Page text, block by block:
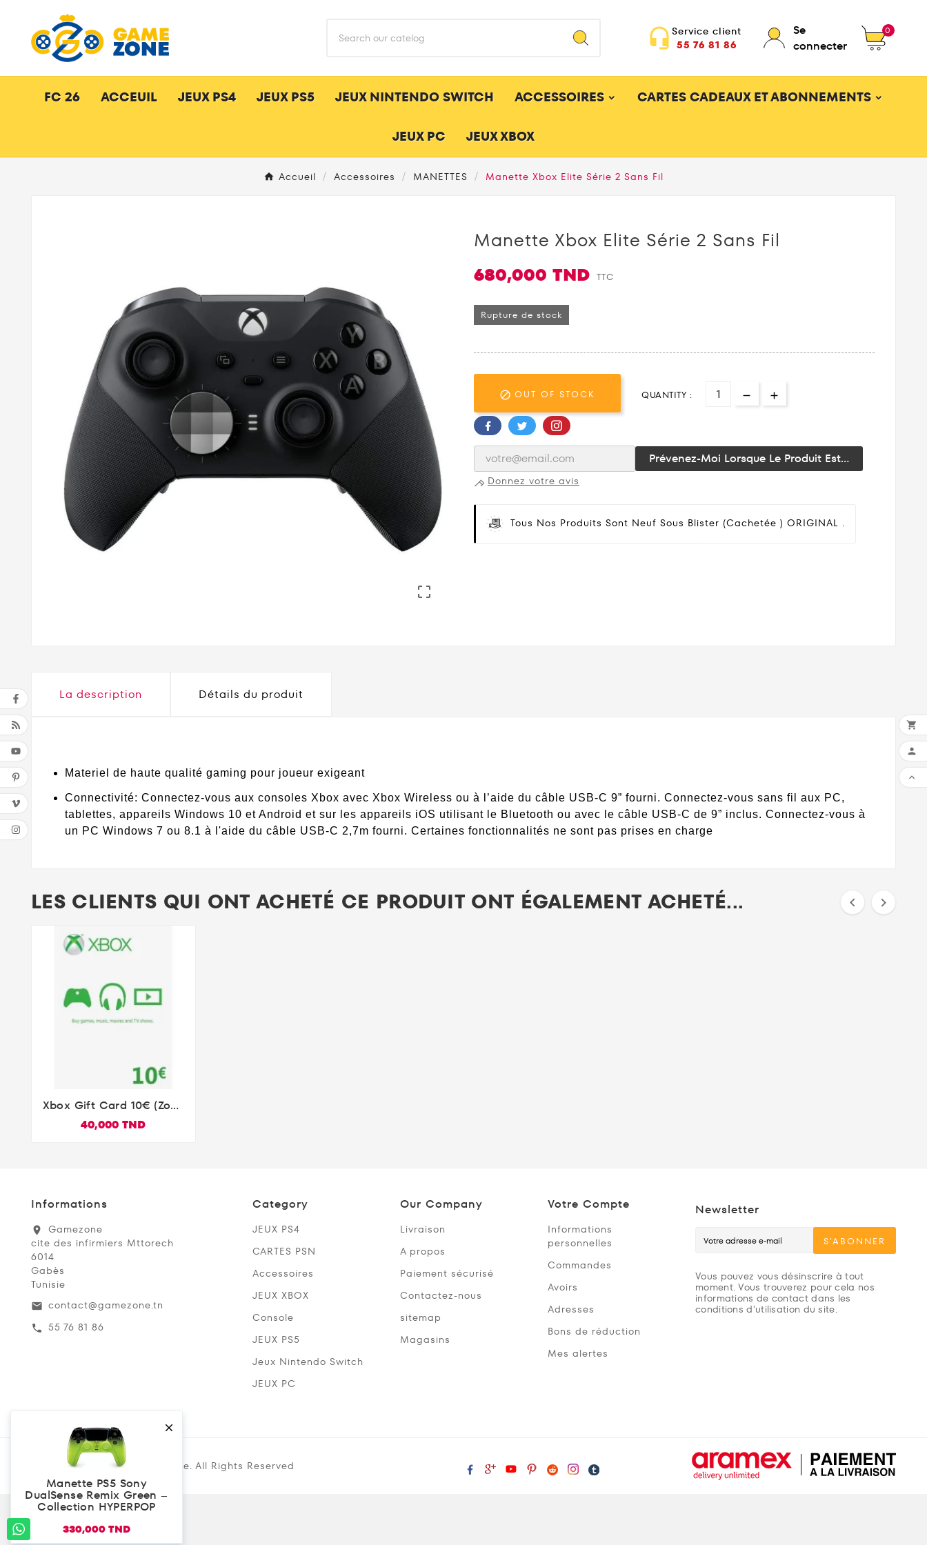

Manette PS5 Sony
DualSense Remix Green –
Collection HYPERPOP
330,000 TND
headset_mic Service client
55 76 81 86
Se
connecter
0
FC 26 ACCEUIL JEUX PS4 JEUX PS5 JEUX NINTENDO SWITCH ACCESSOIRES CARTES CADEAUX ET ABONNEMENTS
JEUX PC JEUX XBOX
Accueil Accessoires MANETTES Manette Xbox Elite Série 2 Sans Fil

Manette Xbox Elite Série 2 Sans Fil
680,000 TND TTC
Rupture de stock
 OUT OF STOCK QUANTITY :
Prévenez-Moi Lorsque Le Produit Est...
Donnez votre avis
Tous Nos Produits Sont Neuf Sous Blister (cachetée ) ORIGINAL .
La description Détails du produit
Materiel de haute qualité gaming pour joueur exigeant
Connectivité: Connectez-vous aux consoles Xbox avec Xbox Wireless ou à l’aide du câble USB-C 9” fourni. Connectez-vous sans fil aux PC,
tablettes, appareils Windows 10 et Android et sur les appareils iOS utilisant le Bluetooth ou avec le câble USB-C de 9” inclus. Connectez-vous à
un PC Windows 7 ou 8.1 à l'aide du câble USB-C 2,7m fourni. Certaines fonctionnalités ne sont pas prises en charge
LES CLIENTS QUI ONT ACHETÉ CE PRODUIT ONT ÉGALEMENT ACHETÉ...  

Xbox Gift Card 10€ (zone
Euro)
40,000 TND
Informations
location_on
Gamezone
cite des infirmiers Mttorech
6014
Gabès
Tunisie
email contact@gamezone.tn
call 55 76 81 86
Category
JEUX PS4
CARTES PSN
Accessoires
JEUX XBOX
Console
JEUX PS5
Jeux Nintendo Switch
JEUX PC
Our Company
Livraison
A propos
Paiement sécurisé
Contactez-nous
sitemap
Magasins
Votre Compte
Informations
personnelles
Commandes
Avoirs
Adresses
Bons de réduction
Mes alertes
Newsletter
S’ABONNER
Vous pouvez vous désinscrire à tout
moment. Vous trouverez pour cela nos
informations de contact dans les
conditions d'utilisation du site.



Copyright @ 2019 Gamezone. All Rights Reserved